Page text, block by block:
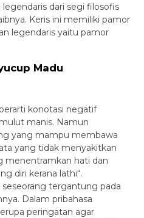
dari segi filosofis
Keris ini memiliki pamor
legendaris yaitu pamor
Madu
konotasi negatif
manis. Namun
yang mampu membawa
yang tidak menyakitkan
menentramkan hati dan
diri kerana lathi“.
tergantung pada
Dalam pribahasa
peringatan agar